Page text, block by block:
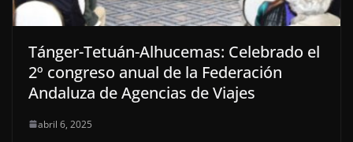
Tánger-Tetuán-Alhucemas: Celebrado el
2º congreso anual de la Federación
Andaluza de Agencias de Viajes
abril 6, 2025